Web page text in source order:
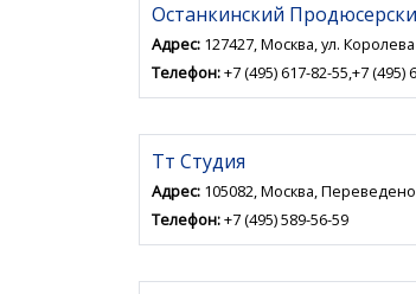
Останкинский
Адрес: 127427, Москва, ул.
Телефон:+7 (495) 617-82-55,+7 (495)
Тт Студия
Адрес: 105082, Москва,
Телефон:+7 (495) 589-56-59